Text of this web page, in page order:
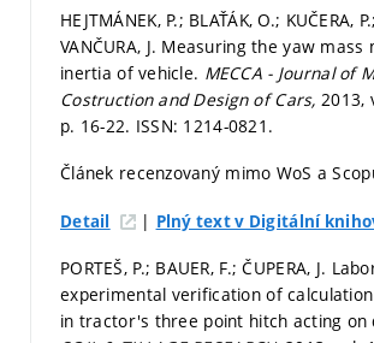
HEJTMÁNEK, P.; BLAŤÁK, O.; KUČERA,
VANČURA, J. Measuring the yaw
inertia of vehicle. MECCA - Journal of
Costruction and Design of Cars, 2013,
p. 16-22. ISSN: 1214-0821.
Článek recenzovaný mimo WoS a
Detail | Plný text v Digitální
PORTEŠ, P.; BAUER, F.; ČUPERA, J.
experimental verification of
in tractor's three point hitch acting on